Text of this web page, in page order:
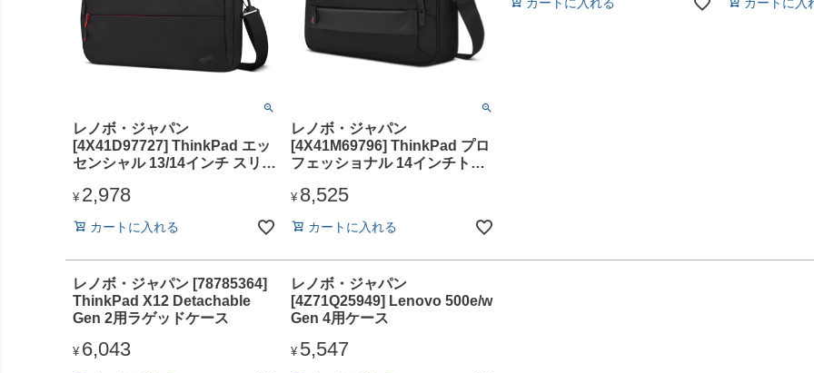
レノボ・ジャパン
[4X41D97727] ThinkPad エッ
センシャル 13/14インチ スリム
¥ 2,978
カートに入れる
レノボ・ジャパン
[4X41M69796] ThinkPad プロ
フェッショナル 14インチトッ
¥ 8,525
カートに入れる
レノボ・ジャパン [78785364]
ThinkPad X12 Detachable
Gen 2用ラゲッドケース
¥ 6,043
レノボ・ジャパン
[4Z71Q25949] Lenovo 500e/w
Gen 4用ケース
¥ 5,547